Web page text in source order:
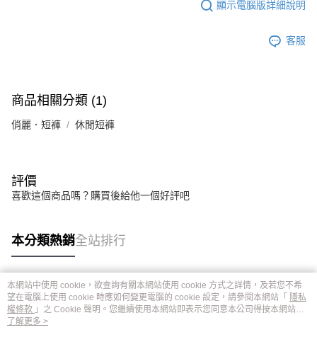
顯示電腦版詳細說明
客服
商品相關分類 (1)
俏麗．短褲 休閒短褲
評價
喜歡這個商品嗎？購買後給他一個好評吧
本分類熱銷全站排行
熱門標籤
本網站中使用 cookie，欲查詢有關本網站使用 cookie 方式之詳情，及若您不希
望在電腦上使用 cookie 時應如何變更電腦的 cookie 設定，請參閱本網站「 隱私
權條款 」之 Cookie 聲明。您繼續使用本網站即表示您同意本公司得按本網站使
用條款之 Cookie 聲明使用 cookie。
了解更多 >